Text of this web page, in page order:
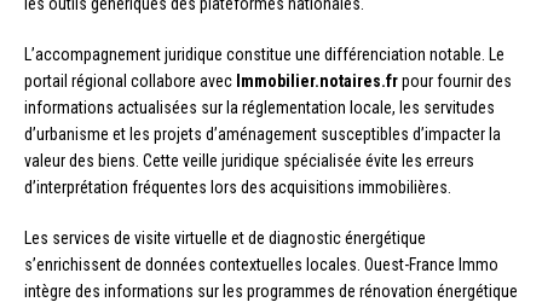
L’accompagnement juridique constitue une différenciation notable. Le
portail régional collabore avec Immobilier.notaires.frpour fournir des
informations actualisées sur la réglementation locale, les servitudes
d’urbanisme et les projets d’aménagement susceptibles d’impacter la
valeur des biens. Cette veille juridique spécialisée évite les erreurs
d’interprétation fréquentes lors des acquisitions immobilières.
Les services de visite virtuelle et de diagnostic énergétique
s’enrichissent de données contextuelles locales. Ouest-France Immo
intègre des informations sur les programmes de rénovation énergétique